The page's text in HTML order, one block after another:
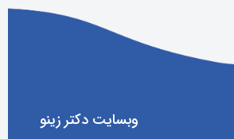
وبسایت دکتر زینو